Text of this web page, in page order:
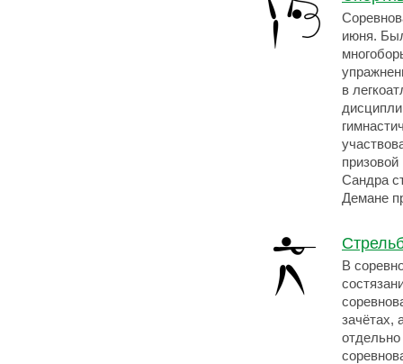
июня.
в
Сандра
Демане
В
зачётах,